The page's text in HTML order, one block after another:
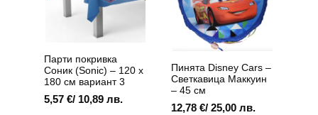
Парти покривка
Соник (Sonic) – 120 х
180 см вариант 3
5,57 €/ 10,89 лв.
Пинята Disney Cars –
Светкавица Маккуин
– 45 см
12,78 €/ 25,00 лв.